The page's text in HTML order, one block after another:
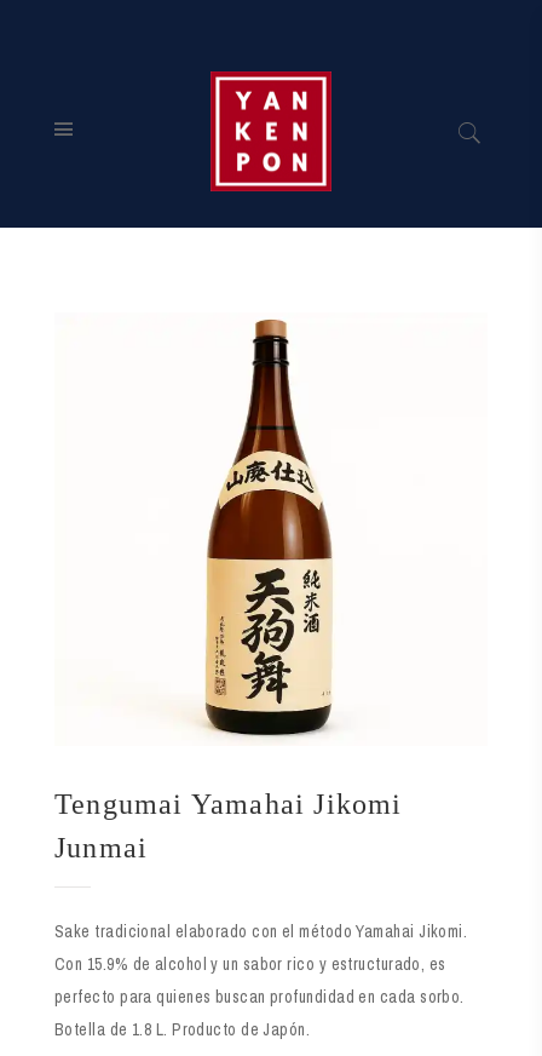
Tengumai Yamahai Jikomi
Junmai
Sake tradicional elaborado con el método Yamahai Jikomi.
Con 15.9% de alcohol y un sabor rico y estructurado, es
perfecto para quienes buscan profundidad en cada sorbo.
Botella de 1.8 L. Producto de Japón.